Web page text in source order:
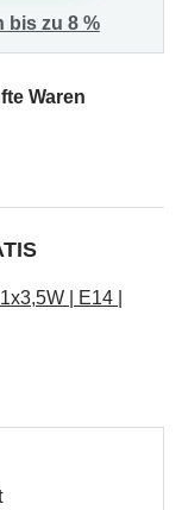
bis zu 8 %
Waren
| E14 |